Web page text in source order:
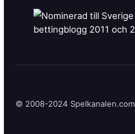
© 2008-2024 Spelkanalen.com